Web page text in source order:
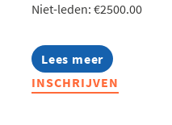
Niet-leden: €2500.00
Lees meer
about
Masterclass
Good
INSCHRIJVEN